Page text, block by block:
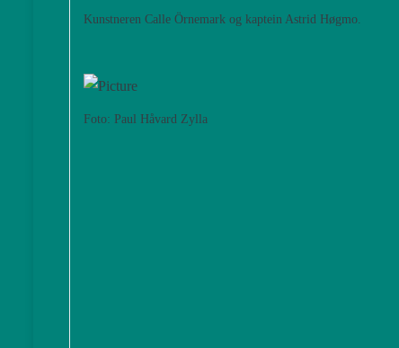
Kunstneren Calle Örnemark og kaptein Astrid Høgmo.
Foto: Paul Håvard Zylla